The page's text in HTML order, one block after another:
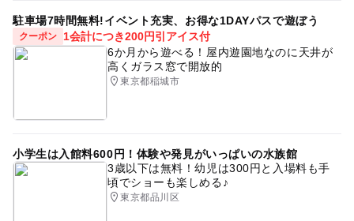
駐車場7時間無料!イベント充実、お得な1DAYパスで遊ぼう
クーポン
1会計につき200円引アイス付
6か月から遊べる！屋内遊園地なのに天井が
高くガラス窓で開放的
東京都稲城市
小学生は入館料600円！体験や発見がいっぱいの水族館
3歳以下は無料！幼児は300円と入場料も手
頃でショーも楽しめる♪
東京都品川区